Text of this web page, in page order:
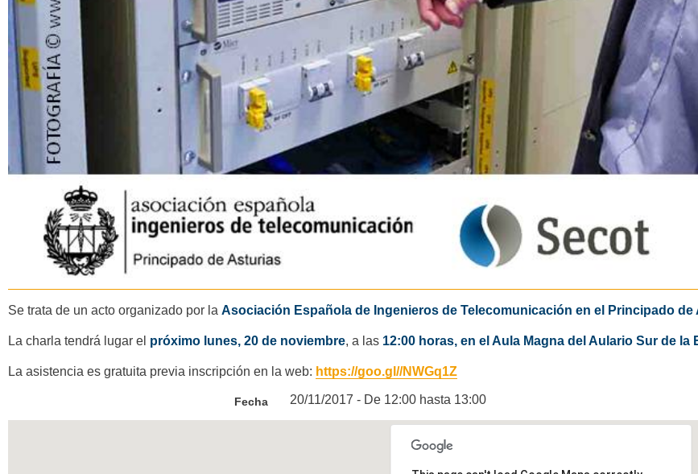
Se trata de un acto organizado por la Asociación Española de Ingenieros de Telecomunicación en el Principado de
La charla tendrá lugar el próximo lunes, 20 de noviembre, a las 12:00 horas, en el Aula Magna del Aulario Sur de
La asistencia es gratuita previa inscripción en la web: https://goo.gl//NWGq1Z
Fecha 20/11/2017 - De 12:00hasta 13:00